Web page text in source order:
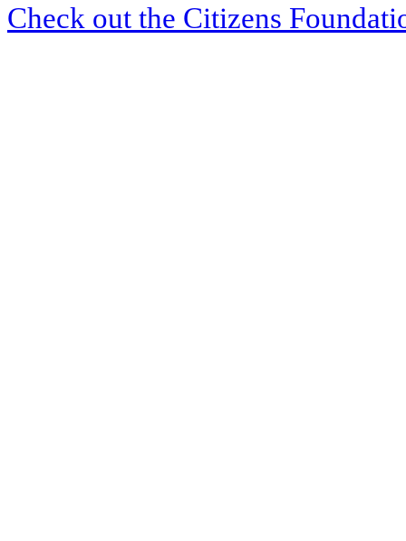
Check out the Citizens